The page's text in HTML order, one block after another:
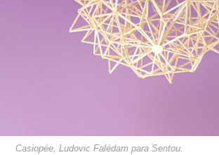
Casiopée, Ludovic Falédam para Sentou.